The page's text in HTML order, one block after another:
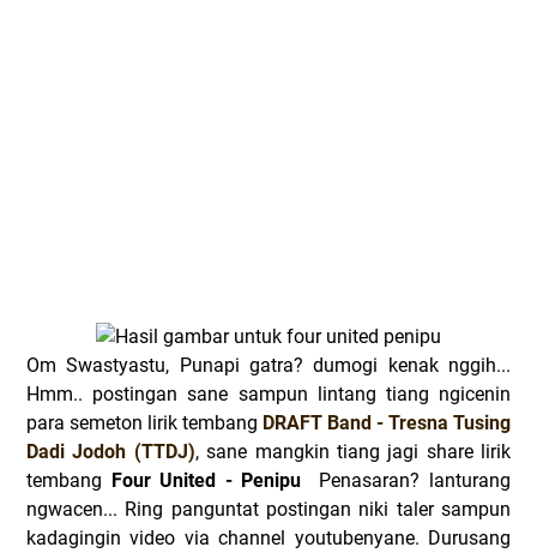
Om Swastyastu, Punapi gatra? dumogi kenak nggih...
Hmm.. postingan sane sampun lintang tiang ngicenin
para semeton lirik tembang DRAFT Band - Tresna Tusing
Dadi Jodoh (TTDJ), sane mangkin tiang jagi share lirik
tembang Four United - Penipu Penasaran? lanturang
ngwacen... Ring panguntat postingan niki taler sampun
kadagingin video via channel youtubenyane. Durusang